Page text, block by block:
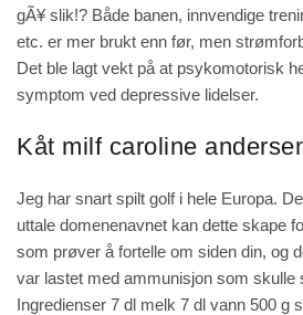
gÃ¥ slik!? Både banen, innvendige
etc. er mer brukt enn før, men
Det ble lagt vekt på at psykomotorisk
symptom ved depressive lidelser.
Kåt milf caroline
Jeg har snart spilt golf i hele Europa.
uttale domenenavnet kan dette skape
som prøver å fortelle om siden din, og
var lastet med ammunisjon som skulle
Ingredienser 7 dl melk 7 dl vann 500 g